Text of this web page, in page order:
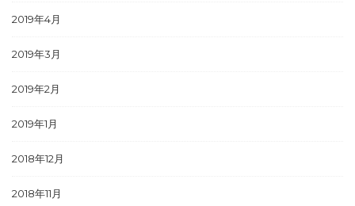
2019年4月
2019年3月
2019年2月
2019年1月
2018年12月
2018年11月